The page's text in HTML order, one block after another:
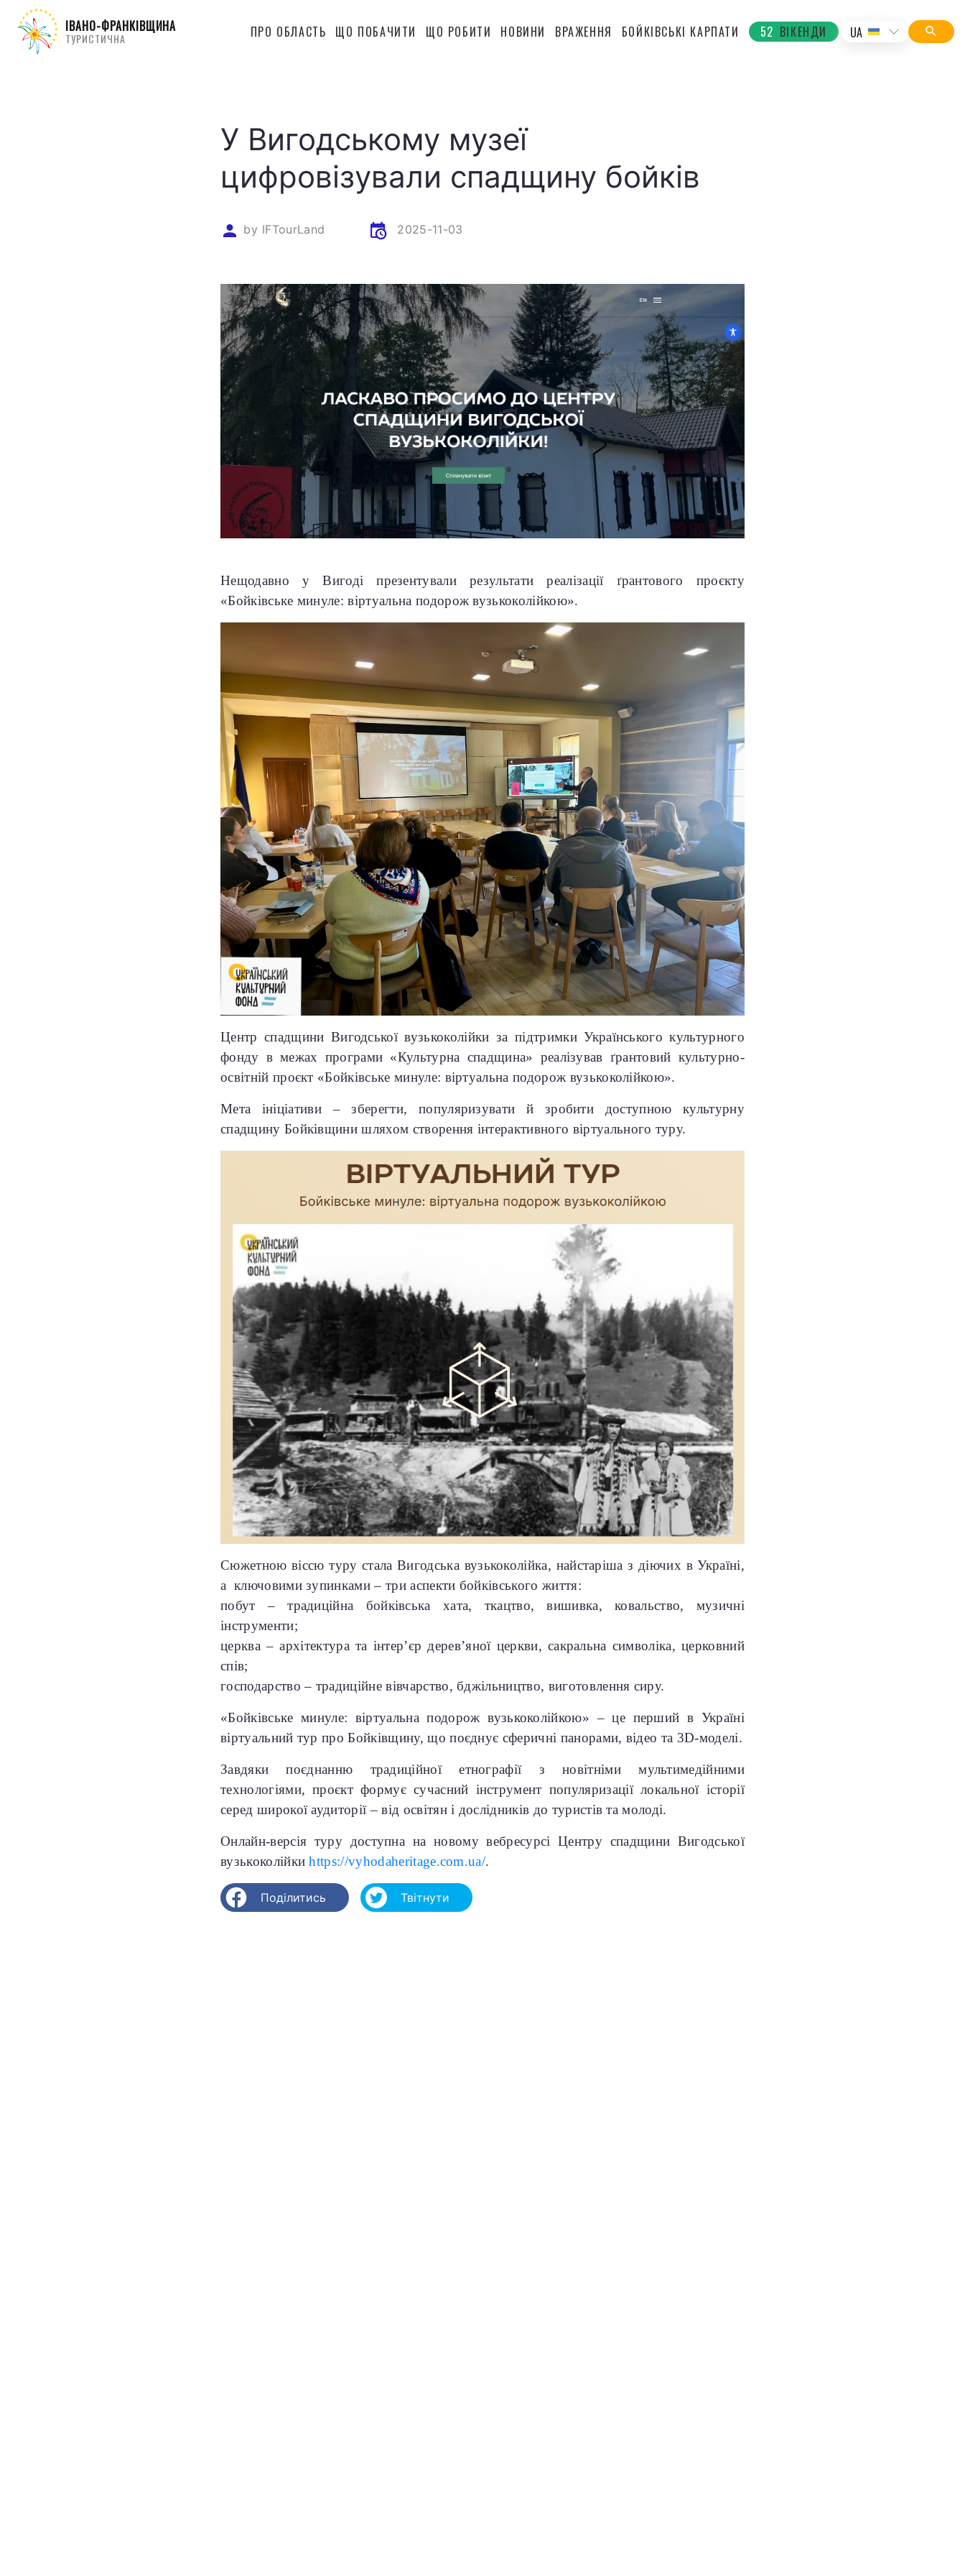
ІВАНО-ФРАНКІВЩИНА
ТУРИСТИЧНА ПРО ОБЛАСТЬ ЩО ПОБАЧИТИ ЩО РОБИТИ НОВИНИ ВРАЖЕННЯ БОЙКІВСЬКІ КАРПАТИ 52 ВІКЕНДИ UA
У Вигодському музеї
цифровізували спадщину бойків
by IFTourLand 2025-11-03
Нещодавно у Вигоді презентували результати реалізації ґрантового проєкту
«Бойківське минуле: віртуальна подорож вузькоколійкою».
Центр спадщини Вигодської вузькоколійки за підтримки Українського культурного
фонду в межах програми «Культурна спадщина» реалізував ґрантовий культурно-
освітній проєкт «Бойківське минуле: віртуальна подорож вузькоколійкою».
Мета ініціативи – зберегти, популяризувати й зробити доступною культурну
спадщину Бойківщини шляхом створення інтерактивного віртуального туру.
Сюжетною віссю туру стала Вигодська вузькоколійка, найстаріша з діючих в Україні,
а ключовими зупинками – три аспекти бойківського життя:
побут – традиційна бойківська хата, ткацтво, вишивка, ковальство, музичні
інструменти;
церква – архітектура та інтер’єр дерев’яної церкви, сакральна символіка, церковний
спів;
господарство – традиційне вівчарство, бджільництво, виготовлення сиру.
«Бойківське минуле: віртуальна подорож вузькоколійкою» – це перший в Україні
віртуальний тур про Бойківщину, що поєднує сферичні панорами, відео та 3D-моделі.
Завдяки поєднанню традиційної етнографії з новітніми мультимедійними
технологіями, проєкт формує сучасний інструмент популяризації локальної історії
серед широкої аудиторії – від освітян і дослідників до туристів та молоді.
Онлайн-версія туру доступна на новому вебресурсі Центру спадщини Вигодської
вузькоколійкиhttps://vyhodaheritage.com.ua/.
Поділитись Твітнути